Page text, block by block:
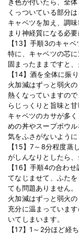
き色が付いたら、全
くっついている部分
キャベツを加え、調
まり神経質になる必要
【13】手順3のキャベ
特に、キャベツの芯
固まったままですと
【14】酒を全体に振
火加減はずっと弱火
熱くなっていますの
らじっくりと旨味と甘
キャベツのカサが多
めの丼やスープボウ
気をふさがないように
【15】7～8分程度蒸
がしんなりとしたら、
【16】手順4の合わ
てなじませて、ふた
ても問題ありません。
火加減はずっと弱火
充分に温まっていま
いてしまいます。
【17】1～2分ほど経